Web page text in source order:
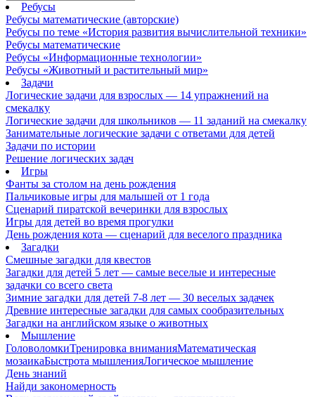
Ребусы
Ребусы математические (авторские)
Ребусы по теме «История развития вычислительной техники»
Ребусы математические
Ребусы «Информационные технологии»
Ребусы «Животный и растительный мир»
Задачи
Логические задачи для взрослых — 14 упражнений на
смекалку
Логические задачи для школьников — 11 заданий на смекалку
Занимательные логические задачи с ответами для детей
Задачи по истории
Решение логических задач
Игры
Фанты за столом на день рождения
Пальчиковые игры для малышей от 1 года
Сценарий пиратской вечеринки для взрослых
Игры для детей во время прогулки
День рождения кота — сценарий для веселого праздника
Загадки
Смешные загадки для квестов
Загадки для детей 5 лет — самые веселые и интересные
задачки со всего света
Зимние загадки для детей 7-8 лет — 30 веселых задачек
Древние интересные загадки для самых сообразительных
Загадки на английском языке о животных
Мышление
ГоловоломкиТренировка вниманияМатематическая
мозаикаБыстрота мышленияЛогическое мышление
День знаний
Найди закономерность